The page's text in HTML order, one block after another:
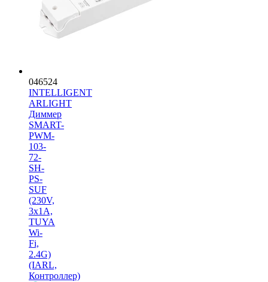
046524
INTELLIGENT
ARLIGHT
Диммер
SMART-
PWM-
103-
72-
SH-
PS-
SUF
(230V,
3x1A,
TUYA
Wi-
Fi,
2.4G)
(IARL,
Контроллер)